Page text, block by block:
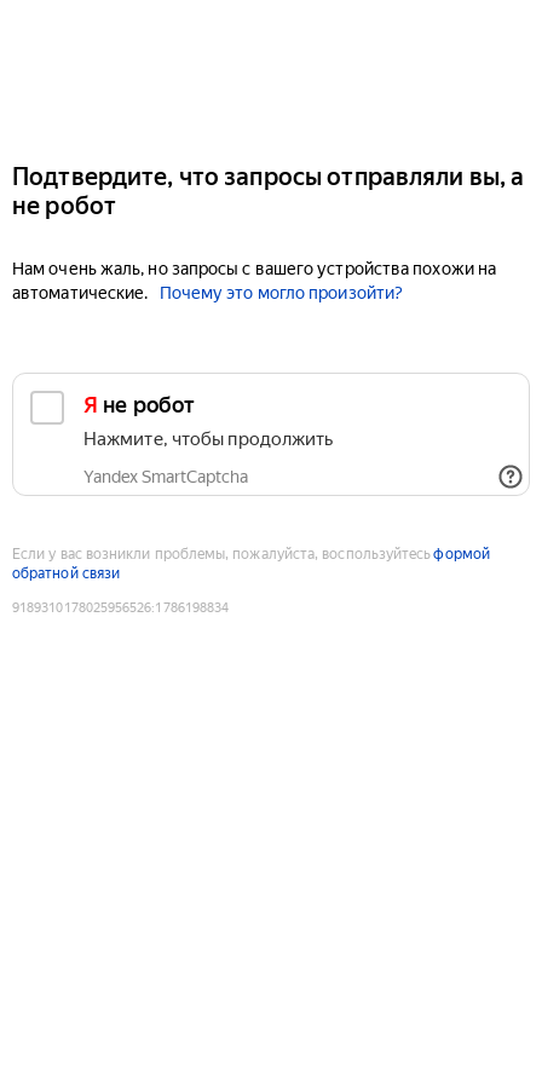
Подтвердите, что запросы отправляли вы, а
не робот
Нам очень жаль, но запросы с вашего устройства похожи на
автоматические.
Почему это могло произойти?
Я не робот
Нажмите, чтобы продолжить
Yandex SmartCaptcha
Если у вас возникли проблемы, пожалуйста, воспользуйтесьформой
обратной связи
9189310178025956526:1786198834